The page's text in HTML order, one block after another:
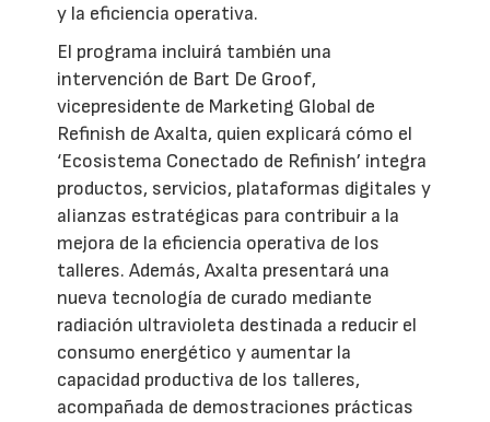
y la eficiencia operativa.
El programa incluirá también una
intervención de Bart De Groof,
vicepresidente de Marketing Global de
Refinish de Axalta, quien explicará cómo el
‘Ecosistema Conectado de Refinish’ integra
productos, servicios, plataformas digitales y
alianzas estratégicas para contribuir a la
mejora de la eficiencia operativa de los
talleres. Además, Axalta presentará una
nueva tecnología de curado mediante
radiación ultravioleta destinada a reducir el
consumo energético y aumentar la
capacidad productiva de los talleres,
acompañada de demostraciones prácticas